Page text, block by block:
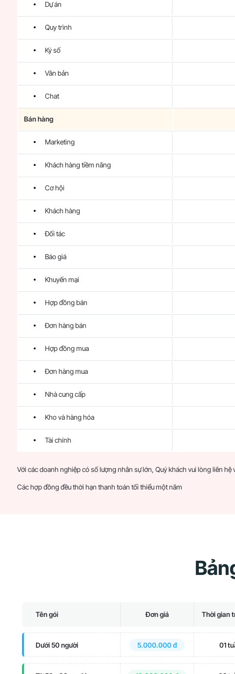
Dự án
Quy trình
Ký số
Văn bản
Chat
Bán hàng
Marketing
Khách hàng tiềm năng
Cơ hội
Khách hàng
Đối tác
Báo giá
Khuyến mại
Hợp đồng bán
Đơn hàng bán
Hợp đồng mua
Đơn hàng mua
Nhà cung cấp
Kho và hàng hóa
Tài chính
Với các doanh nghiệp có số lượng nhân sự lớn, Quý khách vui lòng liên hệ
Các hợp đồng đều thời hạn thanh toán tối thiểu một năm
Tên gói Đơn giá Thời gian
Dưới 50 người 5.000.000 đ 01